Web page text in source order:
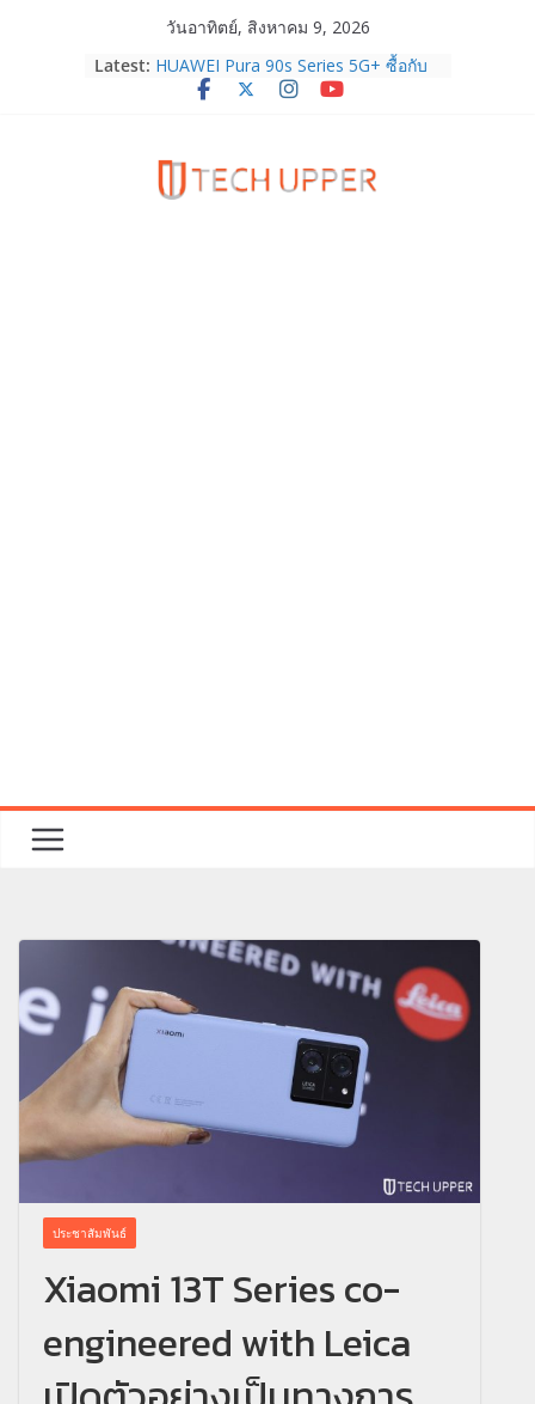
วันอาทิตย์, สิงหาคม 9, 2026
Latest: HUAWEI Pura 90s Series 5G+ ซื้อกับ
True 5G ลดสูงสุด 19,400 บาท พร้อม
TrueVisions ชวนคนไทยส่งใจเชียร์
“เนเน่ รอยัล” บนเวทีโลก ร่วมลุ้นทุก
ประชาสัมพันธ์
Xiaomi 13T Series co-
engineered with Leica